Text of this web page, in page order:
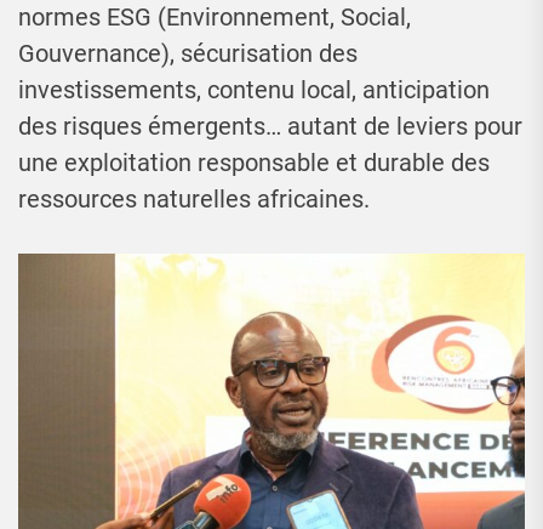
normes ESG (Environnement, Social,
Gouvernance), sécurisation des
investissements, contenu local, anticipation
des risques émergents… autant de leviers pour
une exploitation responsable et durable des
ressources naturelles africaines.